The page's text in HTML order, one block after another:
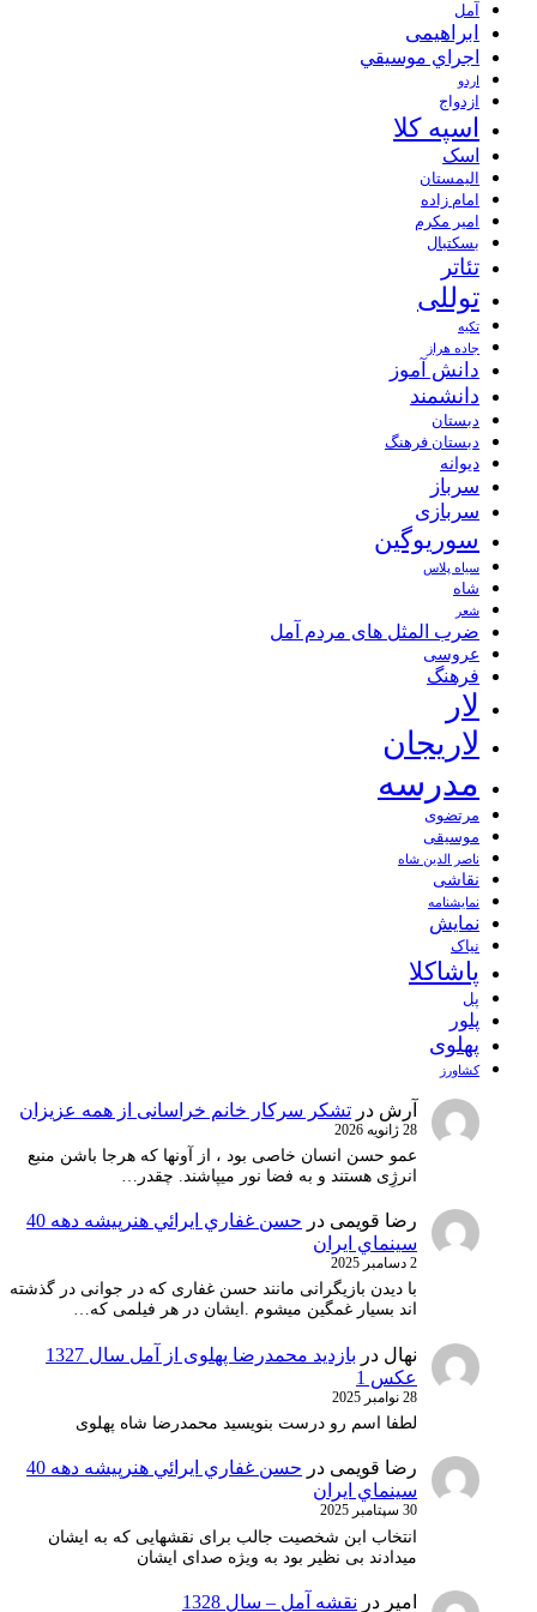
آمل
ابراهیمی
اجراي موسيقي
اردو
ازدواج
اسپه کلا
اسک
الیمستان
امام زاده
امیر مکرم
بسکتبال
تئاتر
توللی
تکیه
جاده هراز
دانش آموز
دانشمند
دبستان
دبستان فرهنگ
دیوانه
سرباز
سربازی
سوریوگین
سیاه پلاس
شاه
شعر
ضرب المثل های مردم آمل
عروسی
فرهنگ
لار
لاریجان
مدرسه
مرتضوی
موسیقی
ناصر الدین شاه
نقاشی
نمايشنامه
نمایش
نیاک
پاشاکلا
پل
پلور
پهلوی
کشاورز
آرش در تشکر سرکار خانم خراسانی از همه عزیزان
28 ژانویه 2026
عمو حسن انسان خاصی بود ، از آونها که هرجا باشن منبع
انرژِی هستند و به فضا نور میپاشند. چقدر…
رضا قویمی در
حسن غفاري ايرائي هنرپيشه دهه 40
سينماي ايران
2 دسامبر 2025
با دیدن بازیگرانی مانند حسن غفاری که در جوانی در گذشته
اند بسیار غمگین میشوم .ایشان در هر فیلمی که…
نهال در
بازدید محمدرضا پهلوی از آمل سال 1327
عکس 1
28 نوامبر 2025
لطفا اسم رو درست بنویسید محمدرضا شاه پهلوی
رضا قویمی در
حسن غفاري ايرائي هنرپيشه دهه 40
سينماي ايران
30 سپتامبر 2025
انتخاب ابن شخصیت جالب برای نقشهایی که به ایشان
میدادند بی نظیر بود به ویژه صدای ایشان
امیر در نقشه آمل – سال 1328